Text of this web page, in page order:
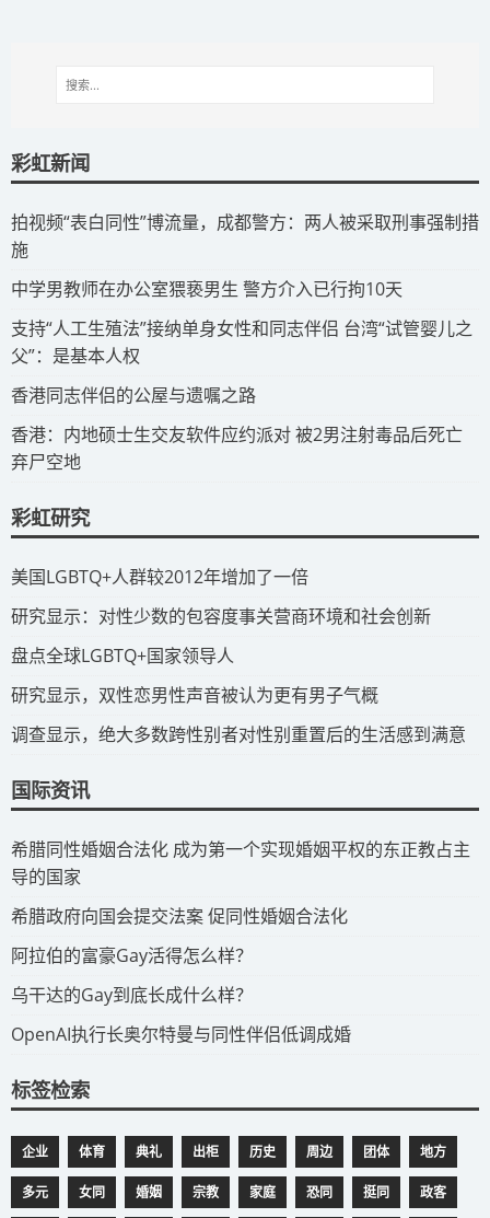
彩虹新闻
拍视频“表白同性”博流量，成都警方：两人被采取刑事强制措
施
​中学男教师在办公室猥亵男生 警方介入已行拘10天
​支持“人工生殖法”接纳单身女性和同志伴侣 台湾“试管婴儿之
父”：是基本人权
​香港同志伴侣的公屋与遗嘱之路
​香港：内地硕士生交友软件应约派对 被2男注射毒品后死亡
弃尸空地
彩虹研究
​美国LGBTQ+人群较2012年增加了一倍
​研究显示：对性少数的包容度事关营商环境和社会创新
​盘点全球LGBTQ+国家领导人
研究显示，双性恋男性声音被认为更有男子气概
调查显示，绝大多数跨性别者对性别重置后的生活感到满意
国际资讯
​希腊同性婚姻合法化 成为第一个实现婚姻平权的东正教占主
导的国家
​希腊政府向国会提交法案 促同性婚姻合法化
​阿拉伯的富豪Gay活得怎么样？
​乌干达的Gay到底长成什么样？
​OpenAI执行长奥尔特曼与同性伴侣低调成婚
标签检索
企业 体育 典礼 出柜 历史 周边 团体 地方
多元 女同 婚姻 宗教 家庭 恐同 挺同 政客